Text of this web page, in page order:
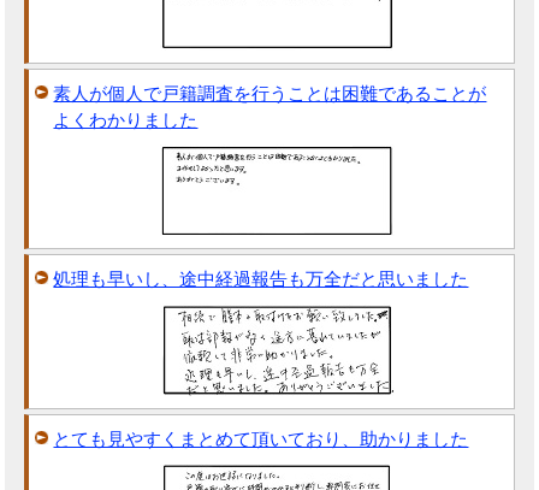
素人が個人で戸籍調査を行うことは困難であることが
よくわかりました
処理も早いし、途中経過報告も万全だと思いました
とても見やすくまとめて頂いており、助かりました